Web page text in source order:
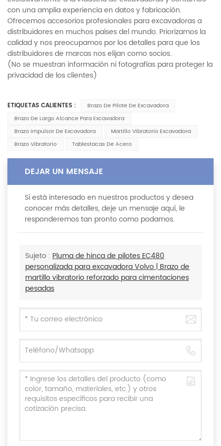
con una amplia experiencia en datos y fabricación.
Ofrecemos accesorios profesionales para excavadoras a
distribuidores en muchos países del mundo. Priorizamos la
calidad y nos preocupamos por los detalles para que los
distribuidores de marcas nos elijan como socios.
(No se muestran información ni fotografías para proteger la
privacidad de los clientes)
ETIQUETAS CALIENTES :
Brazo De Pilote De Excavadora
Brazo De Largo Alcance Para Excavadora
Brazo Impulsor De Excavadora
Martillo Vibratorio Excavadora
Brazo Vibratorio
Tablestacas De Acero
DEJAR UN MENSAJE
Si está interesado en nuestros productos y desea
conocer más detalles, deje un mensaje aquí, le
responderemos tan pronto como podamos.
Sujeto : Pluma de hinca de pilotes EC480
personalizada para excavadora Volvo | Brazo de
martillo vibratorio reforzado para cimentaciones
pesadas